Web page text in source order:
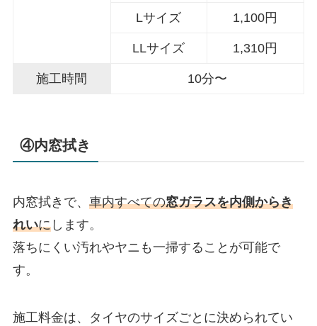
Lサイズ 1,100円
LLサイズ 1,310円
施工時間 10分〜
④内窓拭き
内窓拭きで、 車内すべての窓ガラスを内側からき
れいにします。
落ちにくい汚れやヤニも一掃することが可能で
す。
施工料金は、タイヤのサイズごとに決められてい